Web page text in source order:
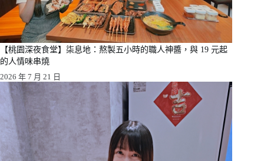
【桃園深夜食堂】柒息地：熬製五小時的職人神醬，與 19 元起
的人情味串燒
2026 年 7 月 21 日